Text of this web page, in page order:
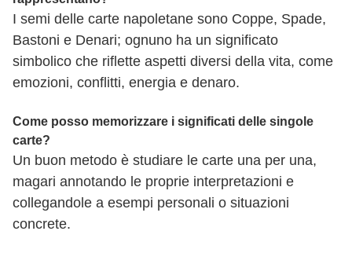
I semi delle carte napoletane sono Coppe, Spade,
Bastoni e Denari; ognuno ha un significato
simbolico che riflette aspetti diversi della vita, come
emozioni, conflitti, energia e denaro.
Come posso memorizzare i significati delle singole
carte?
Un buon metodo è studiare le carte una per una,
magari annotando le proprie interpretazioni e
collegandole a esempi personali o situazioni
concrete.